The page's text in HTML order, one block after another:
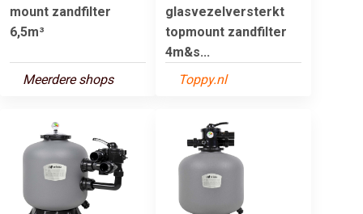
mount zandfilter
6,5m³
Meerdere shops
glasvezelversterkt
topmount zandfilter
4m&s...
Toppy.nl